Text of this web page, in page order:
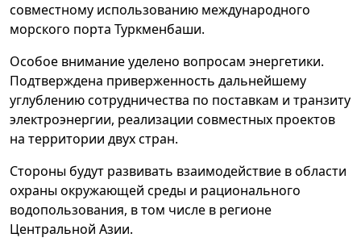
совместному использованию международного
морского порта Туркменбаши.
Особое внимание уделено вопросам энергетики.
Подтверждена приверженность дальнейшему
углублению сотрудничества по поставкам и транзиту
электроэнергии, реализации совместных проектов
на территории двух стран.
Стороны будут развивать взаимодействие в области
охраны окружающей среды и рационального
водопользования, в том числе в регионе
Центральной Азии.